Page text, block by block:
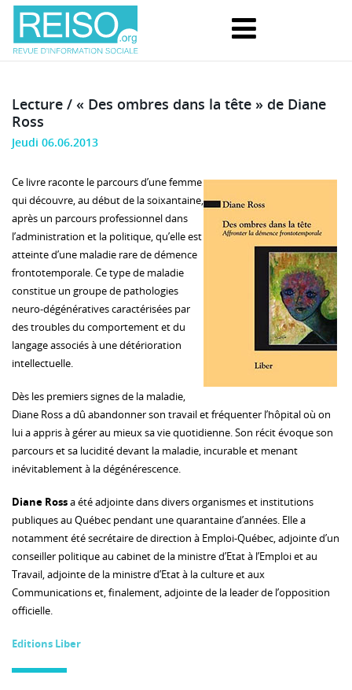
Lecture / « Des ombres dans la tête » de Diane
Ross
Jeudi 06.06.2013
Ce livre raconte le parcours d’une femme
qui découvre, au début de la soixantaine,
après un parcours professionnel dans
l’administration et la politique, qu’elle est
atteinte d’une maladie rare de démence
frontotemporale. Ce type de maladie
constitue un groupe de pathologies
neuro-dégénératives caractérisées par
des troubles du comportement et du
langage associés à une détérioration
intellectuelle.
Dès les premiers signes de la maladie,
Diane Ross a dû abandonner son travail et fréquenter l’hôpital où on
lui a appris à gérer au mieux sa vie quotidienne. Son récit évoque son
parcours et sa lucidité devant la maladie, incurable et menant
inévitablement à la dégénérescence.
Diane Rossa été adjointe dans divers organismes et institutions
publiques au Québec pendant une quarantaine d’années. Elle a
notamment été secrétaire de direction à Emploi-Québec, adjointe d’un
conseiller politique au cabinet de la ministre d’Etat à l’Emploi et au
Travail, adjointe de la ministre d’Etat à la culture et aux
Communications et, finalement, adjointe de la leader de l’opposition
officielle.
Editions Liber